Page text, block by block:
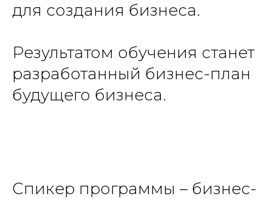
для создания бизнеса.
Результатом обучения станет
разработанный бизнес-план
будущего бизнеса.
Спикер программы – бизнес-